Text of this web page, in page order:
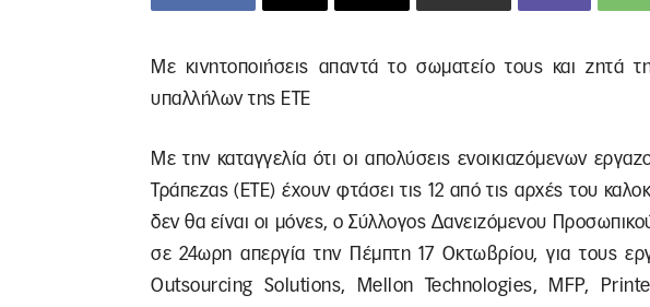
Με κινητοποιήσεις απαντά το σωματείο τους και ζητά
υπαλλήλων της ΕΤΕ
Με την καταγγελία ότι οι απολύσεις ενοικιαζόμενων
Τράπεζας (ΕΤΕ) έχουν φτάσει τις 12 από τις αρχές του
δεν θα είναι οι μόνες, ο Σύλλογος Δανειζόμενου
σε 24ωρη απεργία την Πέμπτη 17 Οκτωβρίου, για τους
Outsourcing Solutions, Mellon Technologies, MFP,